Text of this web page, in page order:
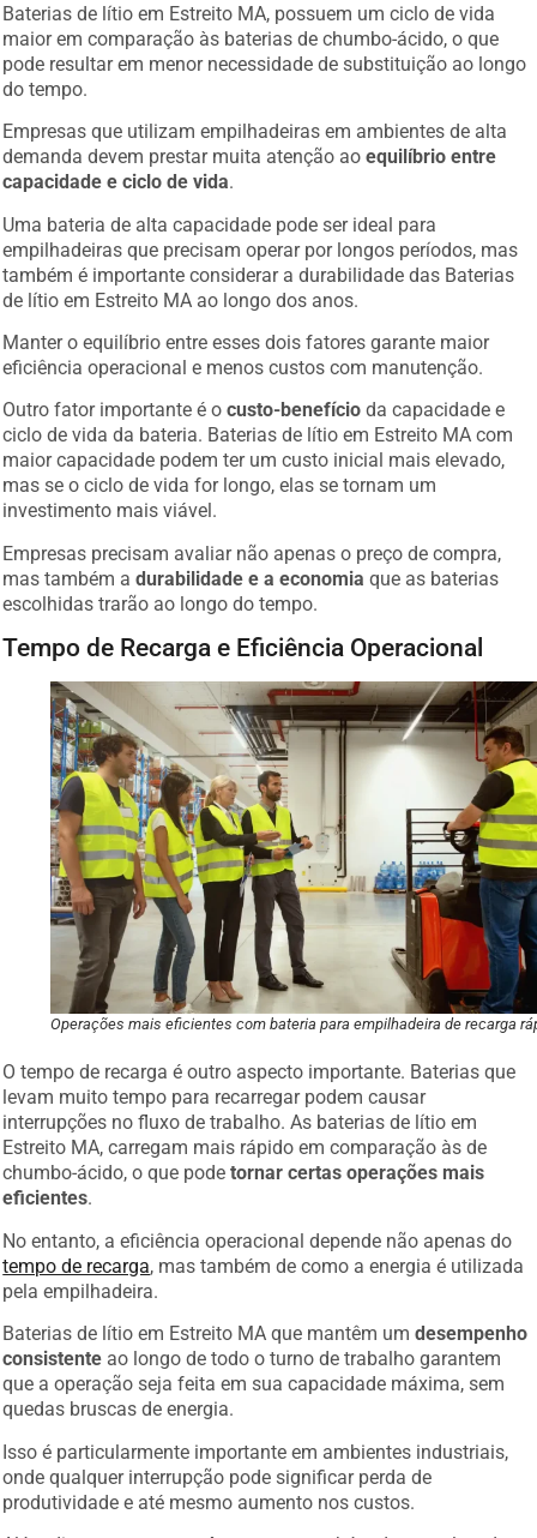
Baterias de lítio em Estreito MA, possuem um ciclo de vida
maior em comparação às baterias de chumbo-ácido, o que
pode resultar em menor necessidade de substituição ao longo
do tempo.
Empresas que utilizam empilhadeiras em ambientes de alta
demanda devem prestar muita atenção aoequilíbrio entre
capacidade e ciclo de vida.
Uma bateria de alta capacidade pode ser ideal para
empilhadeiras que precisam operar por longos períodos, mas
também é importante considerar a durabilidade das Baterias
de lítio em Estreito MA ao longo dos anos.
Manter o equilíbrio entre esses dois fatores garante maior
eficiência operacional e menos custos com manutenção.
Outro fator importante é ocusto-benefício da capacidade e
ciclo de vida da bateria. Baterias de lítio em Estreito MA com
maior capacidade podem ter um custo inicial mais elevado,
mas se o ciclo de vida for longo, elas se tornam um
investimento mais viável.
Empresas precisam avaliar não apenas o preço de compra,
mas também adurabilidade e a economia que as baterias
escolhidas trarão ao longo do tempo.
Tempo de Recarga e Eficiência Operacional
Operações mais eficientes com bateria para empilhadeira de recarga
O tempo de recarga é outro aspecto importante. Baterias que
levam muito tempo para recarregar podem causar
interrupções no fluxo de trabalho. As baterias de lítio em
Estreito MA, carregam mais rápido em comparação às de
chumbo-ácido, o que podetornar certas operações mais
eficientes.
No entanto, a eficiência operacional depende não apenas do
tempo de recarga, mas também de como a energia é utilizada
pela empilhadeira.
Baterias de lítio em Estreito MA que mantêm umdesempenho
consistente ao longo de todo o turno de trabalho garantem
que a operação seja feita em sua capacidade máxima, sem
quedas bruscas de energia.
Isso é particularmente importante em ambientes industriais,
onde qualquer interrupção pode significar perda de
produtividade e até mesmo aumento nos custos.